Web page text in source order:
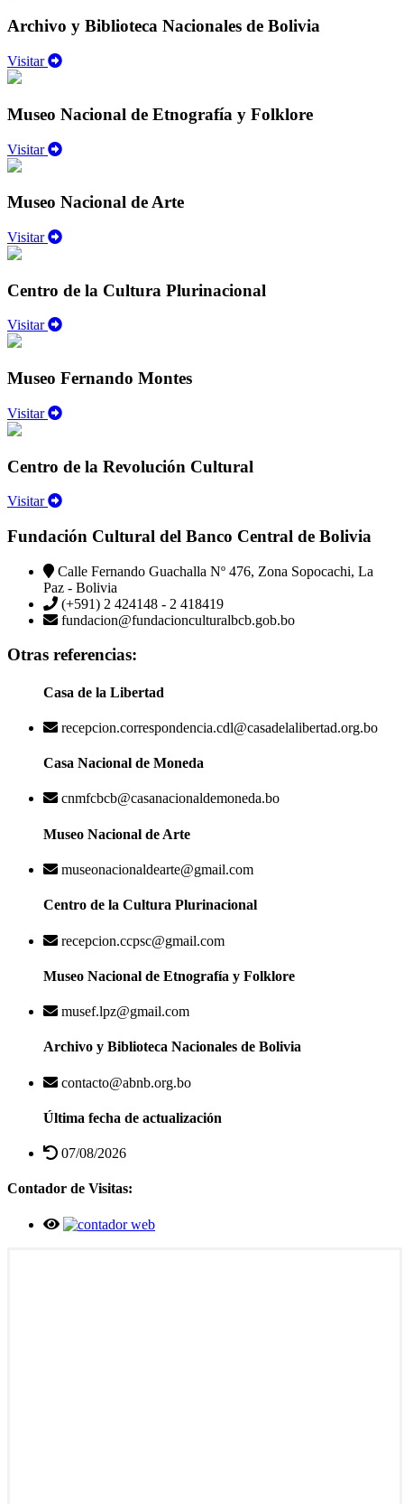
Archivo y Biblioteca Nacionales de Bolivia
Visitar
Museo Nacional de Etnografía y Folklore
Visitar
Museo Nacional de Arte
Visitar
Centro de la Cultura Plurinacional
Visitar
Museo Fernando Montes
Visitar
Centro de la Revolución Cultural
Visitar
Fundación Cultural del Banco Central de Bolivia
Calle Fernando Guachalla Nº 476, Zona Sopocachi, La
Paz - Bolivia
(+591) 2 424148 - 2 418419
fundacion@fundacionculturalbcb.gob.bo
Otras referencias:
Casa de la Libertad
recepcion.correspondencia.cdl@casadelalibertad.org.bo
Casa Nacional de Moneda
cnmfcbcb@casanacionaldemoneda.bo
Museo Nacional de Arte
museonacionaldearte@gmail.com
Centro de la Cultura Plurinacional
recepcion.ccpsc@gmail.com
Museo Nacional de Etnografía y Folklore
musef.lpz@gmail.com
Archivo y Biblioteca Nacionales de Bolivia
contacto@abnb.org.bo
Última fecha de actualización
07/08/2026
Contador de Visitas: